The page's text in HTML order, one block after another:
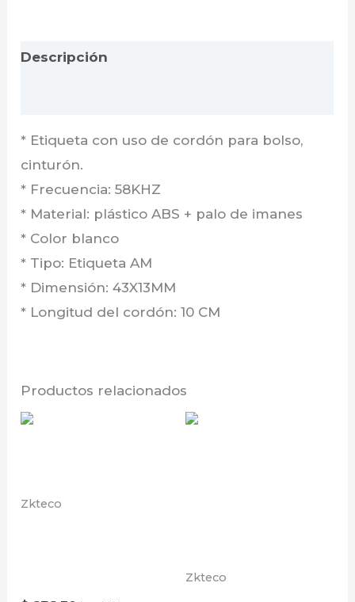
Descripción
* Etiqueta con uso de cordón para bolso,
cinturón.
* Frecuencia: 58KHZ
* Material: plástico ABS + palo de imanes
* Color blanco
* Tipo: Etiqueta AM
* Dimensión: 43X13MM
* Longitud del cordón: 10 CM
Productos relacionados
Zkteco
Zkteco